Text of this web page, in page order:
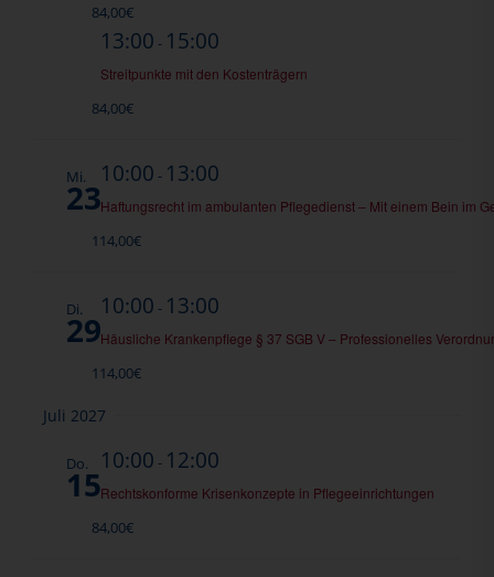
84,00€
13:00 - 15:00
Streitpunkte mit den Kostenträgern
84,00€
Mi.
23
10:00 - 13:00
Haftungsrecht im ambulanten Pflegedienst – Mit einem Bein im
114,00€
Di.
29
10:00 - 13:00
Häusliche Krankenpflege § 37 SGB V – Professionelles
114,00€
Juli 2027
Do.
15
10:00 - 12:00
Rechtskonforme Krisenkonzepte in Pflegeeinrichtungen
84,00€